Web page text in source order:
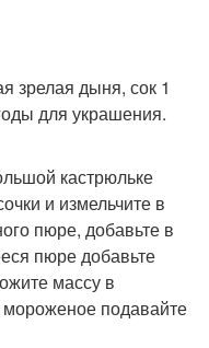
зрелая дыня, сок 1
для украшения.
кастрюльке
и измельчите в
пюре, добавьте в
пюре добавьте
массу в
мороженое подавайте